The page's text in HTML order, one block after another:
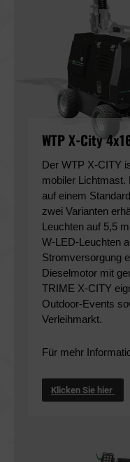
WTP X-City
Der WTP X-CITY
mobiler Lichtmast.
auf einem
zwei Varianten
Leuchten auf 5,5
W-LED-Leuchten
Stromversorgung
Dieselmotor mit
TRIME X-CITY
Outdoor-Events
Verleihmarkt.
Für mehr
Klicken Sie hier